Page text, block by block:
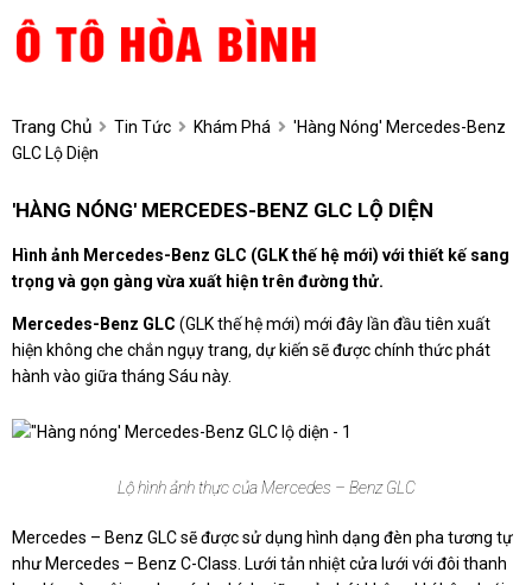
Trang Chủ Tin Tức Khám Phá
'Hàng Nóng' Mercedes-Benz
GLC Lộ Diện
'HÀNG NÓNG' MERCEDES-BENZ GLC LỘ DIỆN
Hình ảnh Mercedes-Benz GLC (GLK thế hệ mới) với thiết kế sang
trọng và gọn gàng vừa xuất hiện trên đường thử.
Mercedes-Benz GLC (GLK thế hệ mới) mới đây lần đầu tiên xuất
hiện không che chắn ngụy trang, dự kiến sẽ được chính thức phát
hành vào giữa tháng Sáu này.
Lộ hình ảnh thực của Mercedes – Benz GLC
Mercedes – Benz GLC sẽ được sử dụng hình dạng đèn pha tương tự
như Mercedes – Benz C-Class. Lưới tản nhiệt cửa lưới với đôi thanh